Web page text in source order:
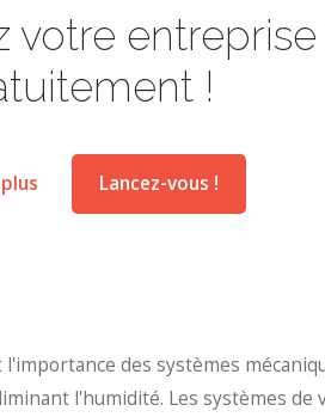
votre entreprise
!
Lancez-vous !
des systèmes
l'humidité. Les systèmes